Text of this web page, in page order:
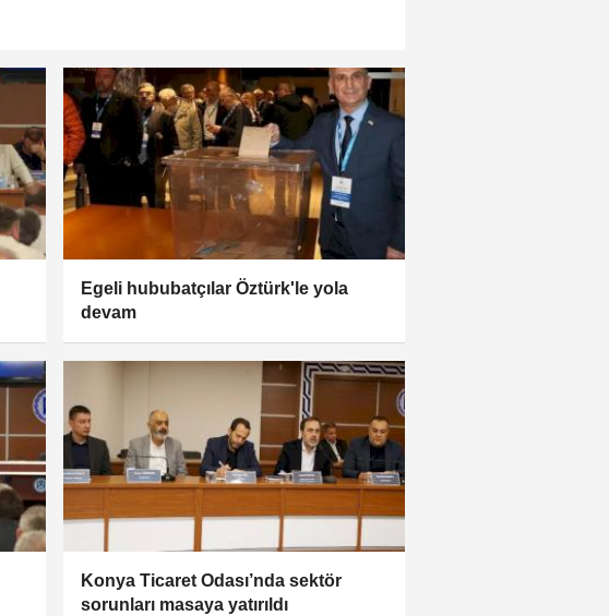
Egeli hububatçılar Öztürk'le yola
devam
Konya Ticaret Odası’nda sektör
sorunları masaya yatırıldı